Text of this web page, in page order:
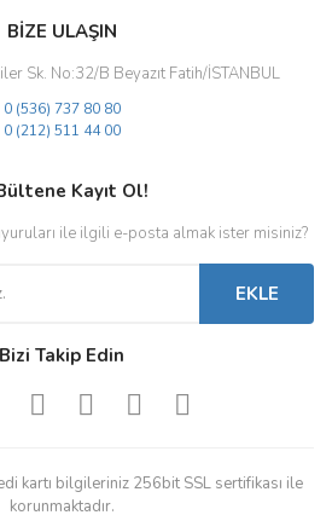
BİZE ULAŞIN
Sk. No:32/B Beyazıt Fatih/İSTANBUL
0 (536) 737 80 80
0 (212) 511 44 00
Kayıt Ol!
ile ilgili e-posta almak ister misiniz?
EKLE
Bizi Takip Edin
kartı bilgileriniz 256bit SSL sertifikası ile
korunmaktadır.